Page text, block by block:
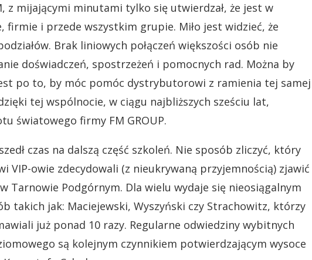
z mijającymi minutami tylko się utwierdzał, że jest w
firmie i przede wszystkim grupie. Miło jest widzieć, że
Brak liniowych połączeń większości osób nie
doświadczeń, spostrzeżeń i pomocnych rad. Można by
po to, by móc pomóc dystrybutorowi z ramienia tej samej
tej wspólnocie, w ciągu najbliższych sześciu lat,
światowego firmy FM GROUP.
czas na dalszą część szkoleń. Nie sposób zliczyć, który
VIP-owie zdecydowali (z nieukrywaną przyjemnością) zjawić
Tarnowie Podgórnym. Dla wielu wydaje się nieosiągalnym
takich jak: Maciejewski, Wyszyński czy Strachowitz, którzy
już ponad 10 razy. Regularne odwiedziny wybitnych
są kolejnym czynnikiem potwierdzającym wysoce